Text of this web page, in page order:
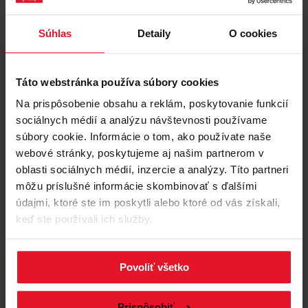
Súhlas Detaily O cookies
Táto webstránka používa súbory cookies
Na prispôsobenie obsahu a reklám, poskytovanie funkcií
sociálnych médií a analýzu návštevnosti používame
súbory cookie. Informácie o tom, ako používate naše
webové stránky, poskytujeme aj našim partnerom v
oblasti sociálnych médií, inzercie a analýzy. Títo partneri
môžu príslušné informácie skombinovať s ďalšími
údajmi, ktoré ste im poskytli alebo ktoré od vás získali,
keď ste používali ich služby.
Povoliť všetko
Smaltovaný povrch
pre Vás emailové dosky skvelú voľbu. Smaltovaný
povrch plynovej varnej dosky dokonale zapadne medzi
ostatný nábytok, podčiarkne a doplní charakter
interiéru. Starostlivosť o varnú dosku navyše nebude
Technické údaje
Súboryna stiahnutie
Informačný list produktu